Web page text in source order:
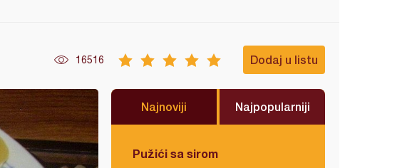
16516 Dodaj u listu
Najnoviji Najpopularniji
Pužići sa sirom